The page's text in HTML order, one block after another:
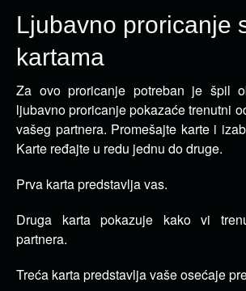
Ljubavno proricanje
kartama
Za ovo proricanje potreban je špil
ljubavno proricanje pokazaće trenutni
vašeg partnera. Promešajte karte i
Karte ređajte u redu jednu do druge.
Prva karta predstavlja vas.
Druga karta pokazuje kako vi
partnera.
Treća karta predstavlja vaše osećaje